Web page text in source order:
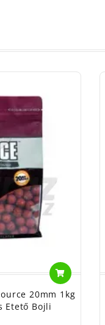
20mm 1kg
Etető Bojli